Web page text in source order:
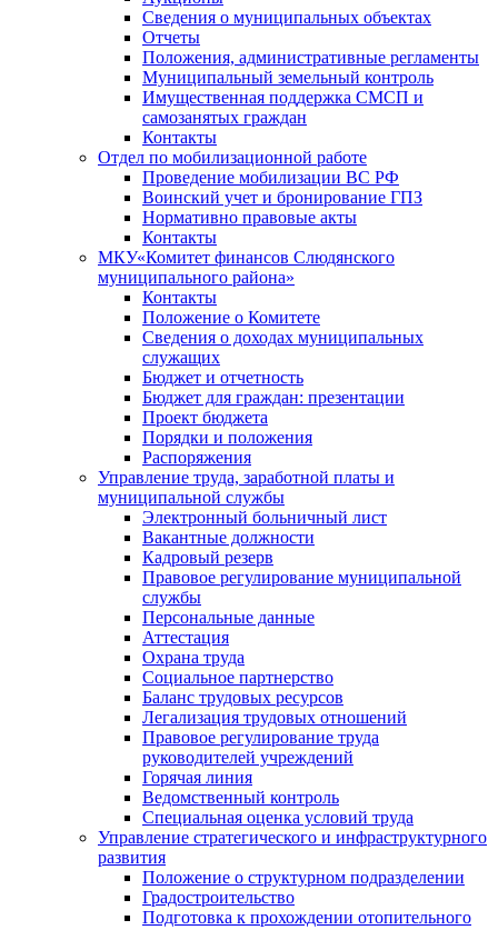
Сведения о муниципальных объектах
Отчеты
Положения, административные регламенты
Муниципальный земельный контроль
Имущественная поддержка СМСП и
самозанятых граждан
Контакты
Отдел по мобилизационной работе
Проведение мобилизации ВС РФ
Воинский учет и бронирование ГПЗ
Нормативно правовые акты
Контакты
МКУ«Комитет финансов Слюдянского
муниципального района»
Контакты
Положение о Комитете
Сведения о доходах муниципальных
служащих
Бюджет и отчетность
Бюджет для граждан: презентации
Проект бюджета
Порядки и положения
Распоряжения
Управление труда, заработной платы и
муниципальной службы
Электронный больничный лист
Вакантные должности
Кадровый резерв
Правовое регулирование муниципальной
службы
Персональные данные
Аттестация
Охрана труда
Социальное партнерство
Баланс трудовых ресурсов
Легализация трудовых отношений
Правовое регулирование труда
руководителей учреждений
Горячая линия
Ведомственный контроль
Специальная оценка условий труда
Управление стратегического и инфраструктурного
развития
Положение о структурном подразделении
Градостроительство
Подготовка к прохождении отопительного